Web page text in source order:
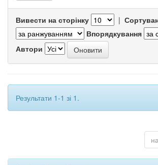
Вивести на сторінку |
Впорядкування
Автори
Результати 1-1 зі 1.